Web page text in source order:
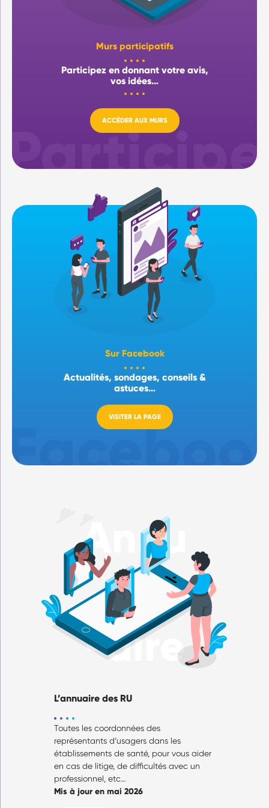
Murs participatifs
Participez en donnant votre avis,
vos idées…
ACCÉDER AUX MURS
Sur Facebook
Actualités, sondages, conseils &
astuces…
VISITER LA PAGE
Annu
-aire
L’annuaire des RU
Toutes les coordonnées des
représentants d’usagers dans les
établissements de santé, pour vous aider
en cas de litige, de difficultés avec un
professionnel, etc…
Mis à jour en mai 2026